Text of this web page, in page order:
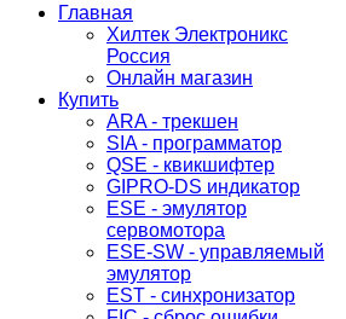
Главная
Хилтек Электроникс
Россия
Онлайн магазин
Купить
ARA - трекшен
SIA - программатор
QSE - квикшифтер
GIPRO-DS индикатор
ESE - эмулятор
сервомотора
ESE-SW - управляемый
эмулятор
EST - синхронизатор